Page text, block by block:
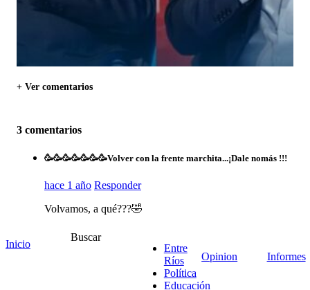
+ Ver comentarios
3 comentarios
🥳🥳🥳🥳🥳🥳🥳Volver con la frente marchita...¡Dale nomás !!!
hace 1 año Responder
Volvamos, a qué???🤣
Inicio
Buscar
Entre
Ríos
Política
Educación
Opinion Informes